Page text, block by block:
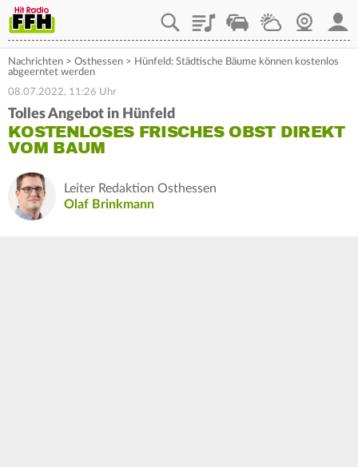
PlaylistStaupilotWetterWebcam
Nachrichten > Osthessen > Hünfeld: Städtische Bäume können kostenlos
abgeerntet werden
08.07.2022, 11:26 Uhr
Tolles Angebot in Hünfeld
KOSTENLOSES FRISCHES OBST DIREKT
VOM BAUM
Leiter Redaktion Osthessen
Olaf Brinkmann